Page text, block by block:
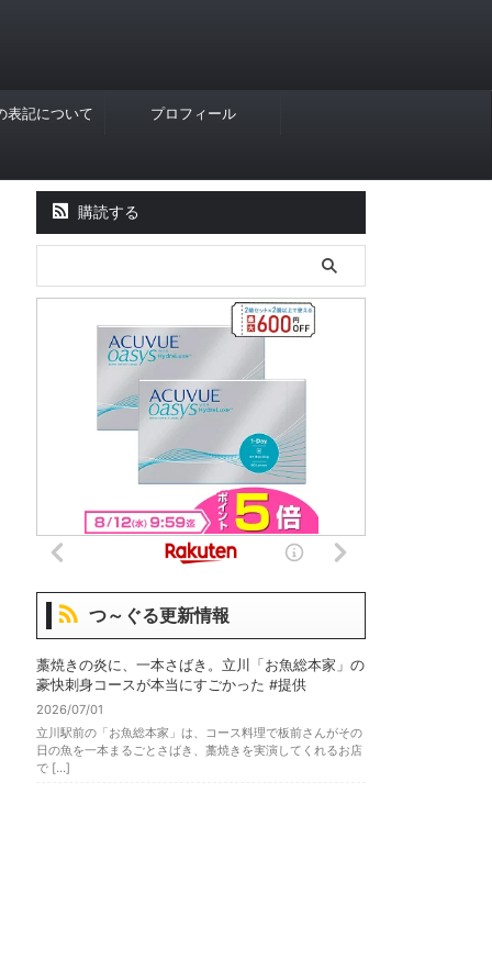
表記について プロフィール
購読する
つ～ぐる更新情報
藁焼きの炎に、一本さばき。立川「お魚総本家」の
豪快刺身コースが本当にすごかった #提供
2026/07/01
立川駅前の「お魚総本家」は、コース料理で板前さんがその
日の魚を一本まるごとさばき、藁焼きを実演してくれるお店
で […]